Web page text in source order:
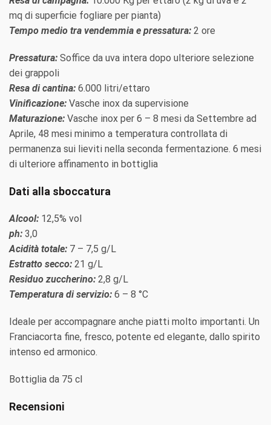
mq di superficie fogliare per pianta)
Tempo medio tra vendemmia e pressatura: 2 ore
Pressatura: Soffice da uva intera dopo ulteriore selezione
dei grappoli
Resa di cantina: 6.000 litri/ettaro
Vinificazione: Vasche inox da supervisione
Maturazione: Vasche inox per 6 – 8 mesi da Settembre ad
Aprile, 48 mesi minimo a temperatura controllata di
permanenza sui lieviti nella seconda fermentazione. 6 mesi
di ulteriore affinamento in bottiglia
Dati alla sboccatura
Alcool: 12,5% vol
ph: 3,0
Acidità totale: 7 – 7,5 g/L
Estratto secco: 21 g/L
Residuo zuccherino: 2,8 g/L
Temperatura di servizio: 6 – 8 °C
Ideale per accompagnare anche piatti molto importanti. Un
Franciacorta fine, fresco, potente ed elegante, dallo spirito
intenso ed armonico.
Bottiglia da 75 cl
Recensioni